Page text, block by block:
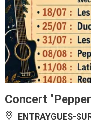
Concert
ENTRAYGUES-